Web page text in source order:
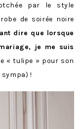
par le style
de soirée noire
dire que lorsque
je me suis
« tulipe » pour son
!